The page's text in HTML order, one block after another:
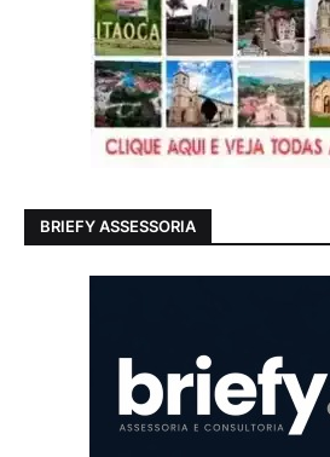
BRIEFY ASSESSORIA